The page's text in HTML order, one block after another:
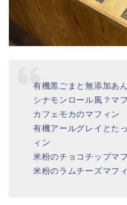
有機黒ごまと無添加あ
シナモンロール風？マ
カフェモカのマフィン
有機アールグレイとた
ィン
米粉のチョコチップマ
米粉のラムチーズマフ